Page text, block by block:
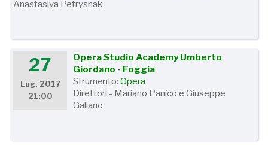
Anastasiya Petryshak
27
Lug, 2017
21:00
Opera Studio Academy Umberto
Giordano - Foggia
Strumento:Opera
Direttori - Mariano Panìco e Giuseppe
Galiano